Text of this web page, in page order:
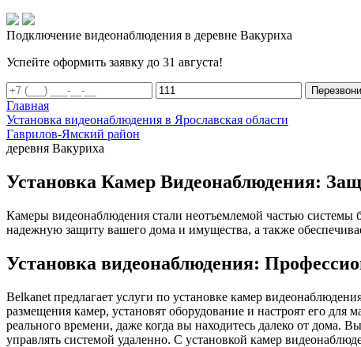
Подключение видеонаблюдения в деревне Вакуриха
Успейте оформить заявку до 31 августа!
Главная
Установка видеонаблюдения в Ярославская области
Гаврилов-Ямский район
деревня Вакуриха
Установка Камер Видеонаблюдения:
Камеры видеонаблюдения стали неотъемлемой частью системы
надежную защиту вашего дома и имущества, а также
Установка видеонаблюдения:
Belkanet предлагает услуги по установке камер
размещения камер, установят оборудование и настроят его
реального времени, даже когда вы находитесь далеко от дома.
управлять системой удаленно. С установкой камер